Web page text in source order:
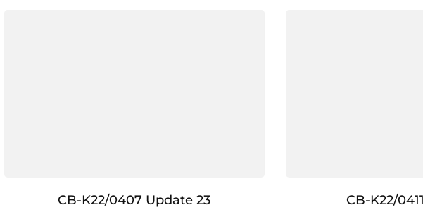
CB-K22/0407 Update 23 CB-K22/